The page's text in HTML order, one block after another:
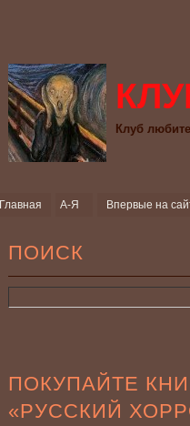
Клуб
Главная А-Я Впервые на
ПОИСК
ПОКУПАЙТЕ
«РУССКИЙ